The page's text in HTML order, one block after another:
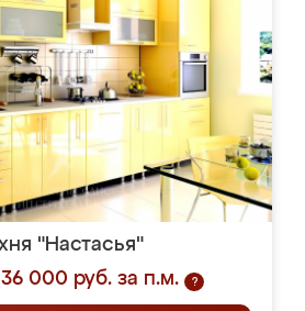
"Настасья"
000 руб. за п.м.
?